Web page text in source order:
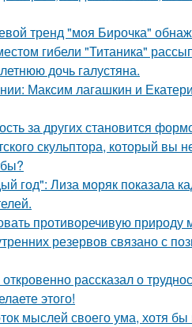
тренд "моя Бирочка"
гибели "Титаника"
дочь галустяна.
Максим лагашкин и
за других становится
скульптора, который вы
год": Лиза моряк показала
противоречивую природу
резервов связано с
рассказал о
этого!
мыслей своего ума, хотя